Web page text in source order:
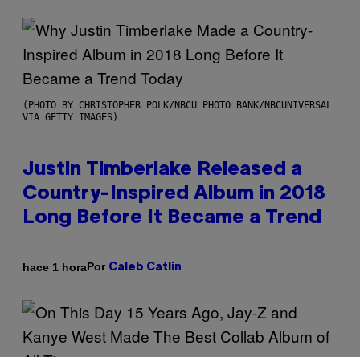
(PHOTO BY CHRISTOPHER POLK/NBCU PHOTO BANK/NBCUNIVERSAL
VIA GETTY IMAGES)
Justin Timberlake Released a
Country-Inspired Album in 2018
Long Before It Became a Trend
hace 1 horaPor Caleb Catlin